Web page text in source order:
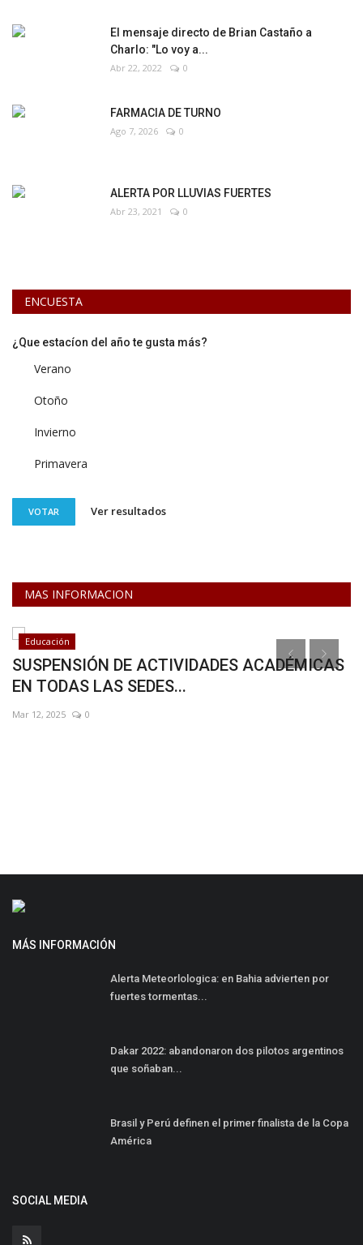
El mensaje directo de Brian Castaño a
Charlo: "Lo voy a...
Abr 22, 2022 0
FARMACIA DE TURNO
Ago 7, 2026 0
ALERTA POR LLUVIAS FUERTES
Abr 23, 2021 0
ENCUESTA
¿Que estacíon del año te gusta más?
Verano
Otoño
Invierno
Primavera
VOTAR Ver resultados
MAS INFORMACION
Educación
SUSPENSIÓN DE ACTIVIDADES ACADÉMICAS
EN TODAS LAS SEDES...
Mar 12, 2025 0
MÁS INFORMACIÓN
Alerta Meteorlologica: en Bahia advierten por
fuertes tormentas...
Dakar 2022: abandonaron dos pilotos argentinos
que soñaban...
Brasil y Perú definen el primer finalista de la Copa
América
SOCIAL MEDIA